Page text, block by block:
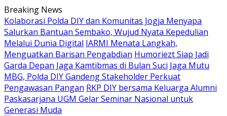
Skip
to
content
Breaking News
Kolaborasi Polda DIY dan Komunitas Jogja Menyapa
Salurkan Bantuan Sembako, Wujud Nyata Kepedulian
Melalui Dunia Digital IARMI Menata Langkah,
Menguatkan Barisan Pengabdian Humoriezt Siap Jadi
Garda Depan Jaga Kamtibmas di Bulan Suci Jaga Mutu
MBG, Polda DIY Gandeng Stakeholder Perkuat
Pengawasan Pangan RKP DIY bersama Keluarga Alumni
Paskasarjana UGM Gelar Seminar Nasional untuk
Generasi Muda